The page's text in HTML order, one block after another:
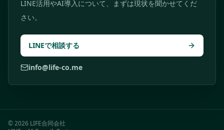
LINE活用やAI導入について、まずは現状を聞かせてくだ
さい。
LINEで相談する
info@life-co.me
©2026 LIFE合同会社